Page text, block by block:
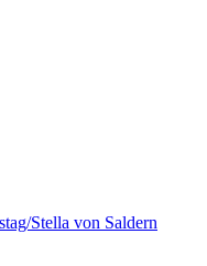
Stella von Saldern